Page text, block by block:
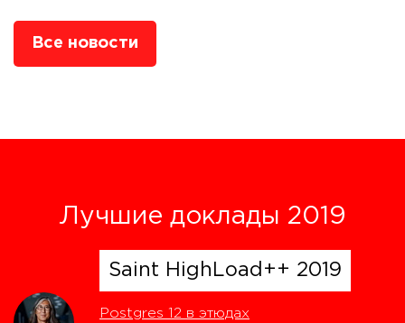
Все новости
Лучшие доклады 2019
Saint HighLoad++ 2019
Postgres 12 в этюдах